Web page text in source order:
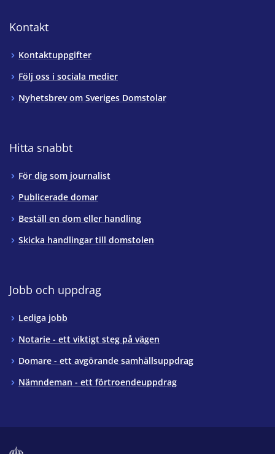
Kontakt
Kontaktuppgifter
Följ oss i sociala medier
Nyhetsbrev om Sveriges Domstolar
Hitta snabbt
För dig som journalist
Publicerade domar
Beställ en dom eller handling
Skicka handlingar till domstolen
Jobb och uppdrag
Lediga jobb
Notarie - ett viktigt steg på vägen
Domare - ett avgörande samhällsuppdrag
Nämndeman - ett förtroendeuppdrag